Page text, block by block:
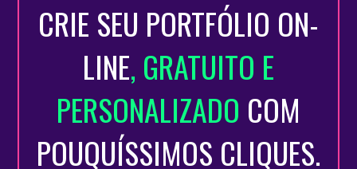
CRIE SEU PORTFÓLIO ON-
LINE, GRATUITO E
PERSONALIZADO COM
POUQUÍSSIMOS CLIQUES.